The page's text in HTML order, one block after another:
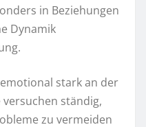
in Beziehungen
Dynamik
stark an der
ständig,
zu vermeiden